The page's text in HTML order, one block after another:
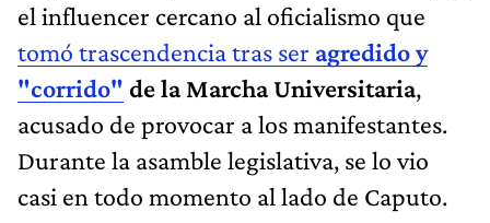
el influencer cercano al oficialismo que
tomó trascendencia tras ser agredido y
"corrido" de la Marcha Universitaria,
acusado de provocar a los manifestantes.
Durante la asamble legislativa, se lo vio
casi en todo momento al lado de Caputo.